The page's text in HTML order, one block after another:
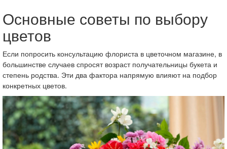
Основные советы по выбору
цветов
Если попросить консультацию флориста в цветочном магазине, в
большинстве случаев спросят возраст получательницы букета и
степень родства. Эти два фактора напрямую влияют на подбор
конкретных цветов.